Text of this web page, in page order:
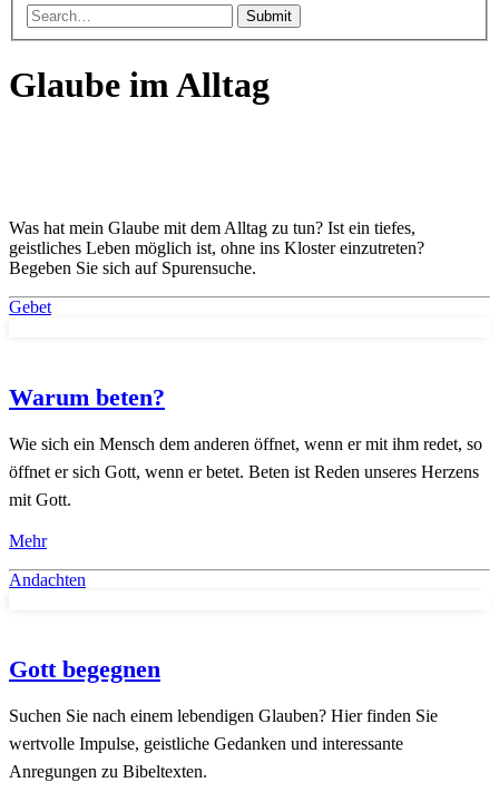
Submit
Glaube im Alltag
Was hat mein Glaube mit dem Alltag zu tun? Ist ein tiefes,
geistliches Leben möglich ist, ohne ins Kloster einzutreten?
Begeben Sie sich auf Spurensuche.
Gebet
Warum beten?
Wie sich ein Mensch dem anderen öffnet, wenn er mit ihm redet, so
öffnet er sich Gott, wenn er betet. Beten ist Reden unseres Herzens
mit Gott.
Mehr
Andachten
Gott begegnen
Suchen Sie nach einem lebendigen Glauben? Hier finden Sie
wertvolle Impulse, geistliche Gedanken und interessante
Anregungen zu Bibeltexten.